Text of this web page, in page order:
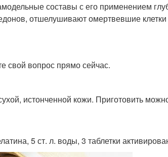
составы с его применением
отшелушивают омертвевшие клетки
свой вопрос прямо сейчас.
истонченной кожи. Приготовить
5 ст. л. воды, 3 таблетки